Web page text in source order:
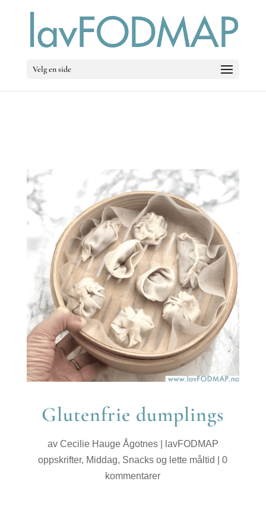
Velg en side
Glutenfrie dumplings
av Cecilie Hauge Ågotnes|
lavFODMAP
oppskrifter, Middag, Snacks og lette måltid |0
kommentarer